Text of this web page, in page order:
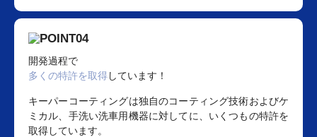
開発過程で
多くの特許を取得しています！
キーパーコーティングは独自のコーティング技術およびケ
ミカル、手洗い洗車用機器に対してに、いくつもの特許を
取得しています。